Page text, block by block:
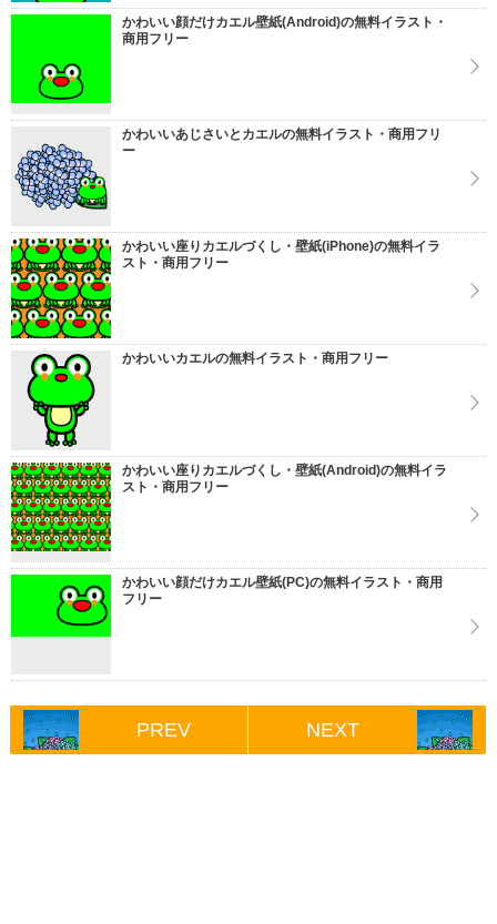
かわいい顔だけカエル壁紙(Android)の無料イラスト・
商用フリー
かわいいあじさいとカエルの無料イラスト・商用フリ
ー
かわいい座りカエルづくし・壁紙(iPhone)の無料イラ
スト・商用フリー
かわいいカエルの無料イラスト・商用フリー
かわいい座りカエルづくし・壁紙(Android)の無料イラ
スト・商用フリー
かわいい顔だけカエル壁紙(PC)の無料イラスト・商用
フリー
PREV NEXT